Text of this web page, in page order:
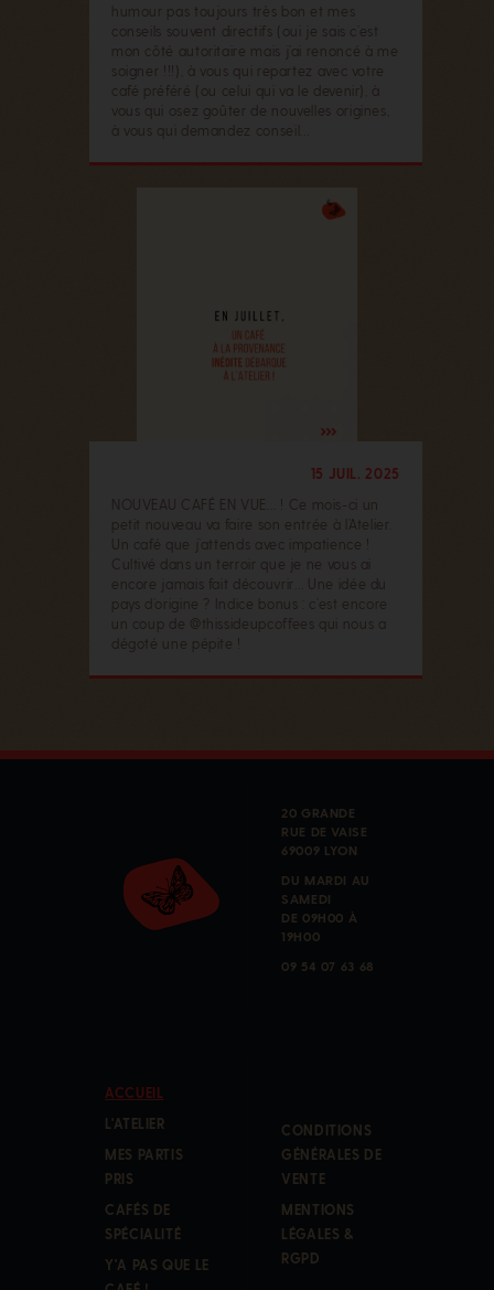
humour pas toujours très bon et mes
conseils souvent directifs (oui je sais c’est
mon côté autoritaire mais j’ai renoncé à me
soigner !!!), à vous qui repartez avec votre
café préféré (ou celui qui va le devenir), à
vous qui osez goûter de nouvelles origines,
à vous qui demandez conseil…
15 JUIL. 2025
NOUVEAU CAFÉ EN VUE… ! Ce mois-ci un
petit nouveau va faire son entrée à l’Atelier.
Un café que j’attends avec impatience !
Cultivé dans un terroir que je ne vous ai
encore jamais fait découvrir… Une idée du
pays d’origine ? Indice bonus : c’est encore
un coup de @thissideupcoffees qui nous a
dégoté une pépite ! ️
20 GRANDE
RUE DE VAISE
69009 LYON
DU MARDI AU
SAMEDI
DE 09H00 À
19H00
09 54 07 63 68
ACCUEIL
L'ATELIER
MES PARTIS
PRIS
CAFÉS DE
SPÉCIALITÉ
Y'A PAS QUE LE
CONDITIONS
GÉNÉRALES DE
VENTE
MENTIONS
LÉGALES &
RGPD